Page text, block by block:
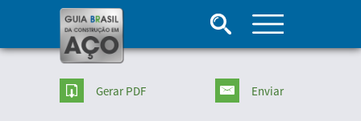
Gerar PDF Enviar